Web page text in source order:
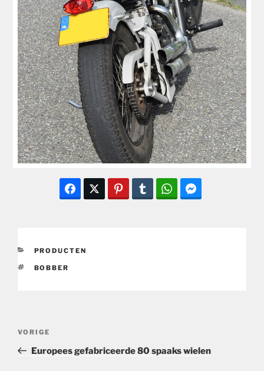
CATEGORIEËN
PRODUCTEN
TAGS
BOBBER
Vorig
bericht
VORIGE
Europees gefabriceerde 80 spaaks wielen